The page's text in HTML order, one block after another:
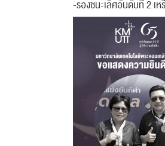
-รองชนะเลิศอันดับที่ 2 เ